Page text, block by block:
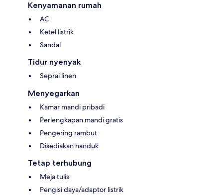
Kenyamanan rumah
AC
Ketel listrik
Sandal
Tidur nyenyak
Seprai linen
Menyegarkan
Kamar mandi pribadi
Perlengkapan mandi gratis
Pengering rambut
Disediakan handuk
Tetap terhubung
Meja tulis
Pengisi daya/adaptor listrik